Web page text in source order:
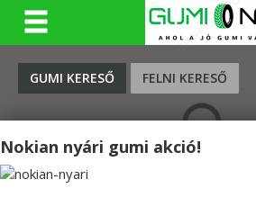
GUMI KERESŐ FELNI KERESŐ
KERESÉS
Nokian nyári gumi akció!